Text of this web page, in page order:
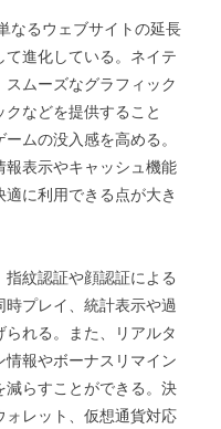
なるウェブサイトの延長
進化している。ネイテ
ムーズなグラフィック
などを提供すること
ムの没入感を高める。
報表示やキャッシュ機能
に利用できる点が大き
紋認証や顔認証による
プレイ、統計表示や過
れる。また、リアルタ
報やボーナスリマイン
減らすことができる。決
レット、仮想通貨対応